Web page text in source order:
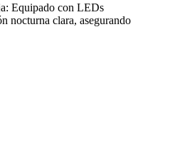
Equipado con LEDs
nocturna clara, asegurando